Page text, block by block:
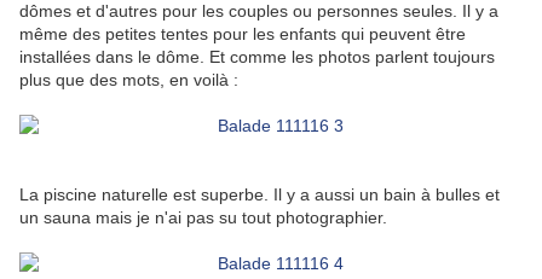
dômes et d'autres pour les couples ou personnes seules. Il y a
même des petites tentes pour les enfants qui peuvent être
installées dans le dôme. Et comme les photos parlent toujours
plus que des mots, en voilà :
La piscine naturelle est superbe. Il y a aussi un bain à bulles et
un sauna mais je n'ai pas su tout photographier.